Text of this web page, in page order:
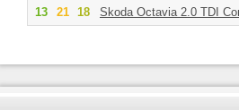
13
21 18 Skoda Octavia 2.0 TDI